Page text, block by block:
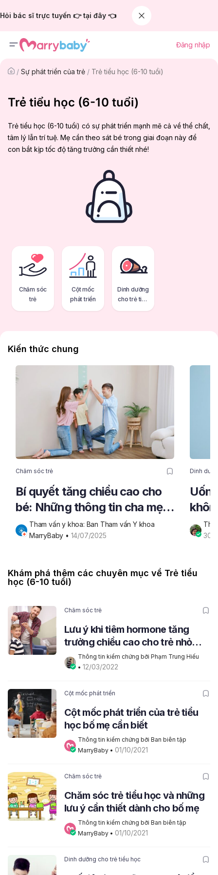
Hỏi bác sĩ trực tuyến 👉 tại đây 👈
Đăng nhập
/ Sự phát triển của trẻ / Trẻ tiểu học (6-10 tuổi)
Trẻ tiểu học (6-10 tuổi)
Trẻ tiểu học (6-10 tuổi) có sự phát triển mạnh mẽ cả về thể chất,
tâm lý lẫn trí tuệ. Mẹ cần theo sát bé trong giai đoạn này để
con bắt kịp tốc độ tăng trưởng cần thiết nhé!
Chăm sóc
trẻ
Cột mốc
phát triển
Dinh dưỡng
cho trẻ tiểu
Kiến thức chung
Chăm sóc trẻ
Bí quyết tăng chiều cao cho
bé: Những thông tin cha mẹ
đừng bỏ lỡ!
Tham vấn y khoa: Ban Tham vấn Y khoa
MarryBaby • 14/07/2025
Dinh
triển
30/
Khám phá thêm các chuyên mục về Trẻ tiểu
học (6-10 tuổi)
Chăm sóc trẻ
Lưu ý khi tiêm hormone tăng
trưởng chiều cao cho trẻ nhỏ
conThông tin kiểm chứng bởi Phạm Trung Hiếu
• 12/03/2022
Cột mốc phát triển
Cột mốc phát triển của trẻ tiểu
học bố mẹ cần biết
Thông tin kiểm chứng bởi Ban biên tập
MarryBaby • 01/10/2021
Chăm sóc trẻ
Chăm sóc trẻ tiểu học và những
lưu ý cần thiết dành cho bố mẹ
Thông tin kiểm chứng bởi Ban biên tập
MarryBaby • 01/10/2021
Dinh dưỡng cho trẻ tiểu học